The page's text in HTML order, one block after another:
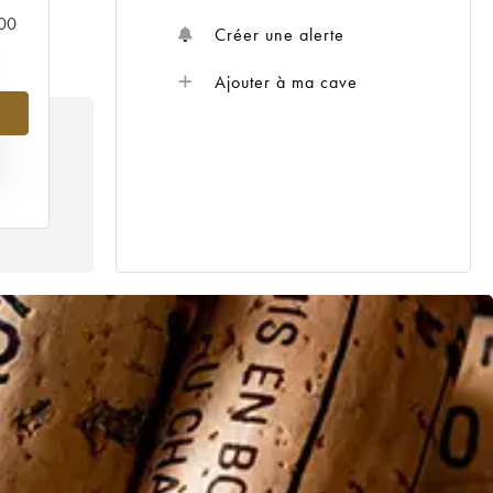
Créer une alerte
Ajouter à ma cave